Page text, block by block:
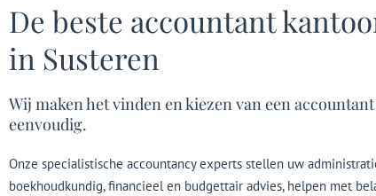
De beste accountant
in Susteren
Wij maken het vinden en kiezen van een
eenvoudig.
Onze specialistische accountancy experts stellen uw
boekhoudkundig, financieel en budgettair advies, helpen met